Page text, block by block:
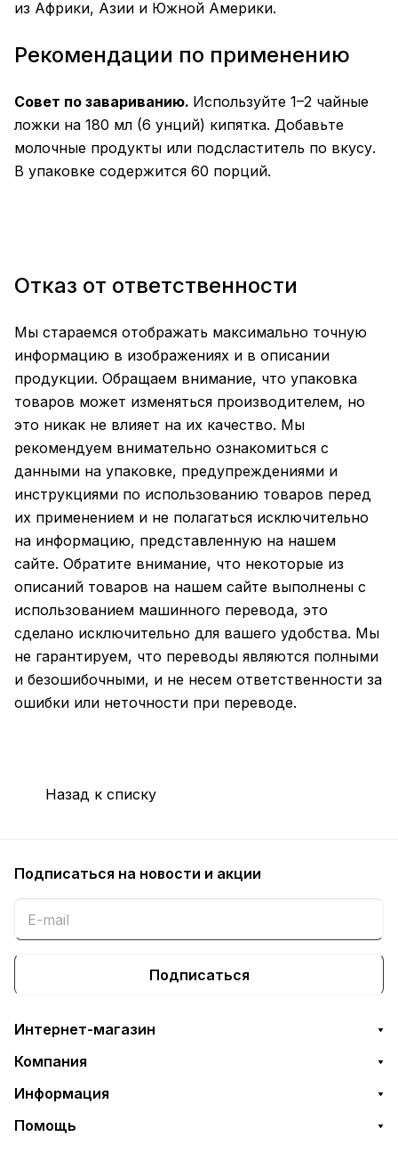
из Африки, Азии и Южной Америки.
Рекомендации по применению
Совет по завариванию. Используйте 1–2 чайные
ложки на 180 мл (6 унций) кипятка. Добавьте
молочные продукты или подсластитель по вкусу.
В упаковке содержится 60 порций.
Отказ от ответственности
Мы стараемся отображать максимально точную
информацию в изображениях и в описании
продукции. Обращаем внимание, что упаковка
товаров может изменяться производителем, но
это никак не влияет на их качество. Мы
рекомендуем внимательно ознакомиться с
данными на упаковке, предупреждениями и
инструкциями по использованию товаров перед
их применением и не полагаться исключительно
на информацию, представленную на нашем
сайте. Обратите внимание, что некоторые из
описаний товаров на нашем сайте выполнены с
использованием машинного перевода, это
сделано исключительно для вашего удобства. Мы
не гарантируем, что переводы являются полными
и безошибочными, и не несем ответственности за
ошибки или неточности при переводе.
Назад к списку
Подписаться на новости и акции
Подписаться
Интернет-магазин
Компания
Информация
Помощь